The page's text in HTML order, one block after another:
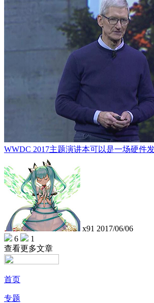
WWDC 2017主题演讲本可以是一场硬件
x91 2017/06/06
6
1
查看更多文章
首页
专题